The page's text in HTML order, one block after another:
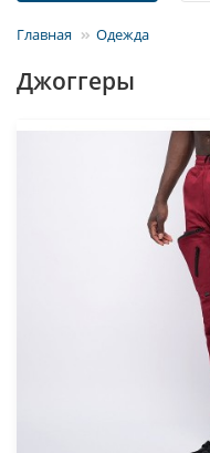
Главная Одежда
Джоггеры